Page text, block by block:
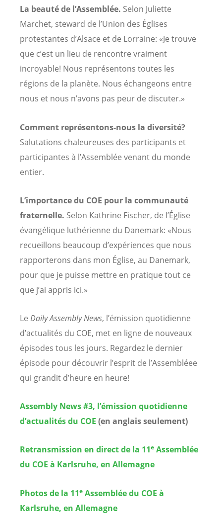
La beauté de l’Assemblée. Selon Juliette
Marchet, steward de l’Union des Églises
protestantes d’Alsace et de Lorraine: «Je trouve
que c’est un lieu de rencontre vraiment
incroyable! Nous représentons toutes les
régions de la planète. Nous échangeons entre
nous et nous n’avons pas peur de discuter.»
Comment représentons-nous la diversité?
Salutations chaleureuses des participants et
participantes à l’Assemblée venant du monde
entier.
L’importance du COE pour la communauté
fraternelle. Selon Kathrine Fischer, de l’Église
évangélique luthérienne du Danemark: «Nous
recueillons beaucoup d’expériences que nous
rapporterons dans mon Église, au Danemark,
pour que je puisse mettre en pratique tout ce
que j’ai appris ici.»
Le Daily Assembly News, l’émission quotidienne
d’actualités du COE, met en ligne de nouveaux
épisodes tous les jours. Regardez le dernier
épisode pour découvrir l’esprit de l’Assembléee
qui grandit d’heure en heure!
Assembly News #3, l’émission quotidienne
d’actualités du COE (en anglais seulement)
Retransmission en direct de la 11e Assemblée
du COE à Karlsruhe, en Allemagne
Photos de la 11e Assemblée du COE à
Karlsruhe, en Allemagne